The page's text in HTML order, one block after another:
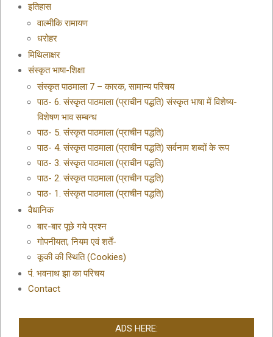
इतिहास
वाल्मीकि रामायण
धरोहर
मिथिलाक्षर
संस्कृत भाषा-शिक्षा
संस्कृत पाठमाला 7 – कारक, सामान्य परिचय
पाठ- 6. संस्कृत पाठमाला (प्राचीन पद्धति) संस्कृत भाषा में विशेष्य-
विशेषण भाव सम्बन्ध
पाठ- 5. संस्कृत पाठमाला (प्राचीन पद्धति)
पाठ- 4. संस्कृत पाठमाला (प्राचीन पद्धति) सर्वनाम शब्दों के रूप
पाठ- 3. संस्कृत पाठमाला (प्राचीन पद्धति)
पाठ- 2. संस्कृत पाठमाला (प्राचीन पद्धति)
पाठ- 1. संस्कृत पाठमाला (प्राचीन पद्धति)
वैधानिक
बार-बार पूछे गये प्रश्न
गोपनीयता, नियम एवं शर्तें-
कूकी की स्थिति (Cookies)
पं. भवनाथ झा का परिचय
Contact
ADS HERE: